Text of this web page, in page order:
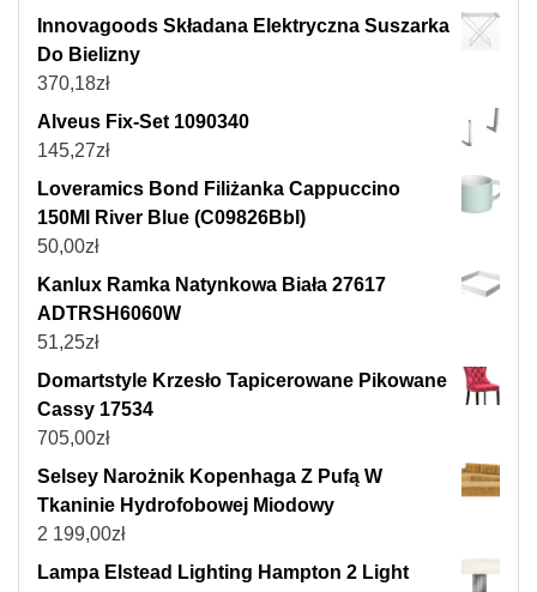
Innovagoods Składana Elektryczna Suszarka
Do Bielizny
370,18zł
Alveus Fix-Set 1090340
145,27zł
Loveramics Bond Filiżanka Cappuccino
150Ml River Blue (C09826Bbl)
50,00zł
Kanlux Ramka Natynkowa Biała 27617
ADTRSH6060W
51,25zł
Domartstyle Krzesło Tapicerowane Pikowane
Cassy 17534
705,00zł
Selsey Narożnik Kopenhaga Z Pufą W
Tkaninie Hydrofobowej Miodowy
2 199,00zł
Lampa Elstead Lighting Hampton 2 Light